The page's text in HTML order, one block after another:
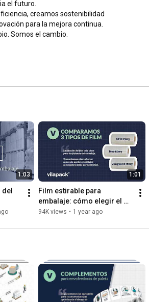
el futuro.
creamos sostenibilidad
para la mejora continua.
Somos el cambio.
en Llinars del Vallès, para la ®evolución
Av. del Mogent, 60, 08450 Llinars del
#Automatización
1:03 1:01
Film estirable para
embalaje: cómo elegir el
mejor rollo según tu carga |
94K views • 1 year ago